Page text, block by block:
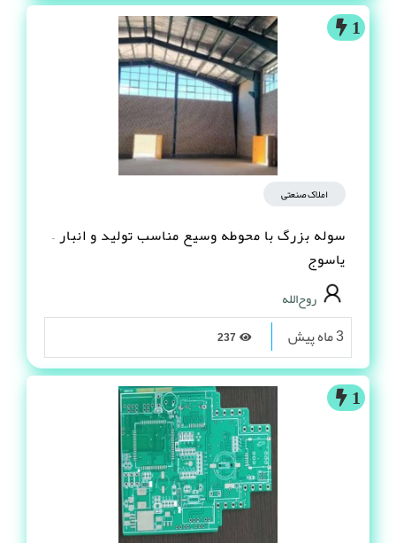
1
املاک صنعتی
سوله بزرگ با محوطه وسیع مناسب تولید و انبار –
یاسوج
روح‌الله
3 ماه پیش
1